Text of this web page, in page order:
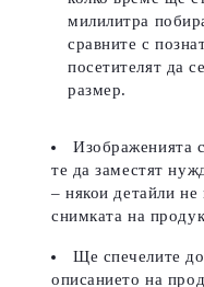
милилитра
сравните с
посетителят да
размер.
Изображенията
те да заместят
– някои детайли
снимката на
Ще спечелите
описанието на